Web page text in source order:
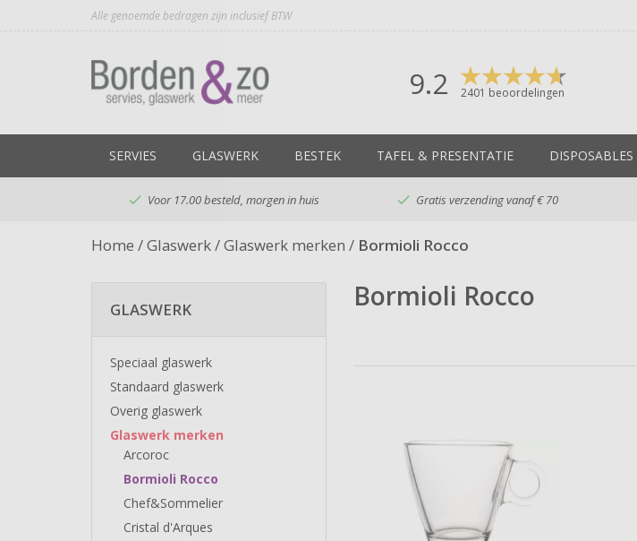
Alle genoemde bedragen zijn inclusief BTW
9.2 2401 beoordelingen
SERVIES GLASWERK BESTEK TAFEL & PRESENTATIE DISPOSABLES
SALE
 Voor 17.00 besteld, morgen in huis  Gratis verzending vanaf € 70
Home /Glaswerk/Glaswerk merken / Bormioli Rocco
GLASWERK
Speciaal glaswerk
Standaard glaswerk
Overig glaswerk
Glaswerk merken
Arcoroc
Bormioli Rocco
Chef&Sommelier
Cristal d'Arques
Bormioli Rocco